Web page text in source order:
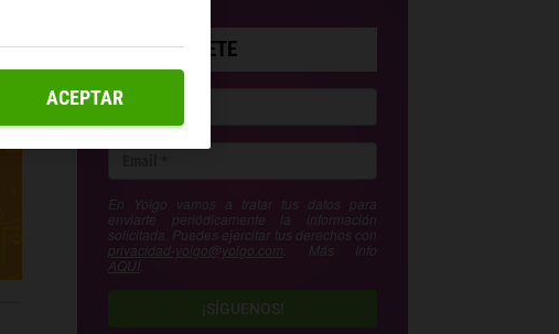
SUSCRÍBETE
En Yoigo vamos a tratar tus datos para
enviarte periódicamente la información
solicitada. Puedes ejercitar tus derechos con
privacidad-yoigo@yoigo.com . Más Info
AQUÍ
¡SÍGUENOS!
ACEPTAR